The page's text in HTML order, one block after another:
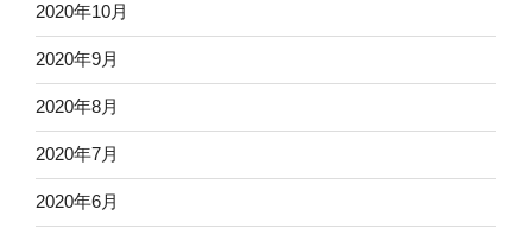
2020年10月
2020年9月
2020年8月
2020年7月
2020年6月